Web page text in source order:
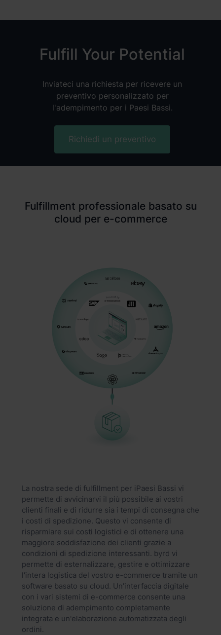
Fulfill Your Potential
Inviateci una richiesta per ricevere un
preventivo personalizzato per
l'adempimento per i Paesi Bassi.
Richiedi un preventivo
Fulfillment professionale basato su
cloud per e-commerce
La nostra sede di fulfillment per iPaesi Bassi vi
permette di avvicinarvi il più possibile ai vostri
clienti finali e di ridurre sia i tempi di consegna che
i costi di spedizione. Questo vi consente di
risparmiare sui costi logistici e di ottenere una
maggiore soddisfazione dei clienti grazie a
condizioni di spedizione interessanti. byrd vi
permette di esternalizzare, gestire e ottimizzare
l'intera logistica del vostro e-commerce tramite un
software basato su cloud. Un'interfaccia digitale
con i vari sistemi di e-commerce consente una
soluzione di adempimento completamente
integrata e un'elaborazione automatizzata degli
ordini.